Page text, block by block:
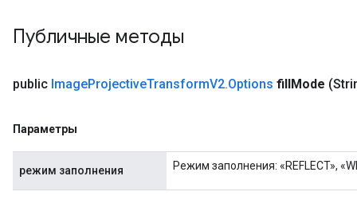
Публичные методы
public ImageProjectiveTransformV2.Options fillMode
Параметры
режим заполнения Режим заполнения: «REFLECT»,